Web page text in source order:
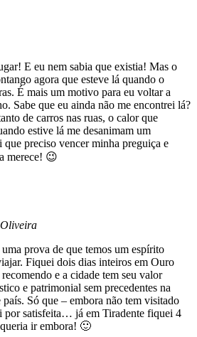
E eu nem sabia que existia! Mas o
agora que esteve lá quando o
É mais um motivo para eu voltar a
Sabe que eu ainda não me encontrei lá?
de carros nas ruas, o calor que
estive lá me desanimam um
preciso vencer minha preguiça e
merece! 😉
prova de que temos um espírito
Fiquei dois dias inteiros em Ouro
e a cidade tem seu valor
e patrimonial sem precedentes na
país. Só que – embora não tem visitado
por satisfeita… já em Tiradente fiquei 4
ir embora! 🙂